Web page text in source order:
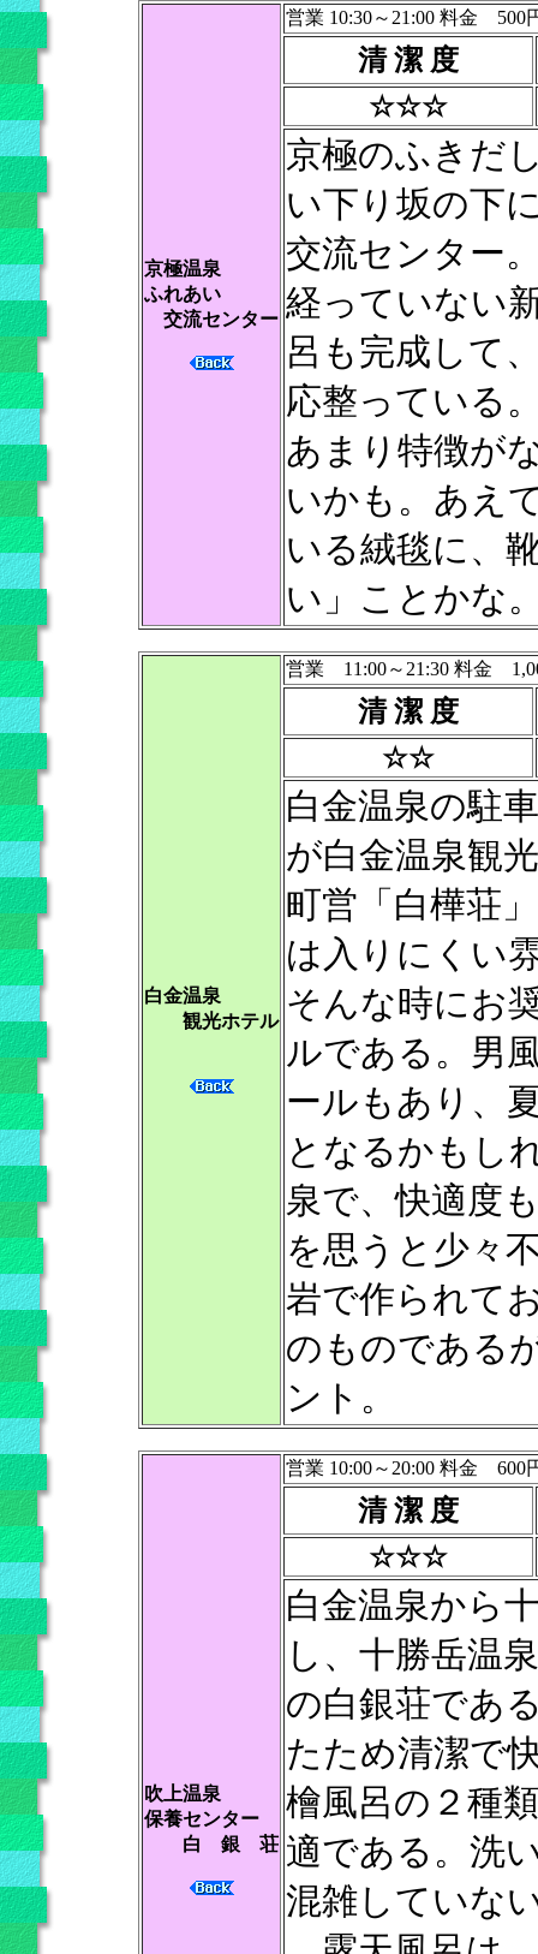
京極温泉
ふれあい
交流センター
営業 10:30～21:00 料金 500
清 潔 度
☆☆☆
京極のふきだ
い下り坂の下
交流センター
経っていない
呂も完成して
応整っている
あまり特徴が
いかも。あえ
いる絨毯に、
い」ことかな
白金温泉
観光ホテル
営業 11:00～21:30 料金
清 潔 度
☆☆
白金温泉の駐
が白金温泉観
町営「白樺荘
は入りにくい
そんな時にお
ルである。男
ールもあり、
となるかもし
泉で、快適度
を思うと少々
岩で作られて
のものである
ント。
吹上温泉
保養センター
白 銀 荘
営業 10:00～20:00 料金 600
清 潔 度
☆☆☆
白金温泉から
し、十勝岳温
の白銀荘であ
たため清潔で
檜風呂の２種
適である。洗
混雑していな